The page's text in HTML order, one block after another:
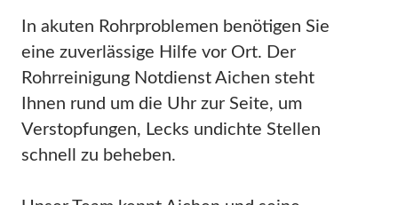
In akuten Rohrproblemen benötigen Sie
eine zuverlässige Hilfe vor Ort. Der
Rohrreinigung Notdienst Aichen steht
Ihnen rund um die Uhr zur Seite, um
Verstopfungen, Lecks undichte Stellen
schnell zu beheben.